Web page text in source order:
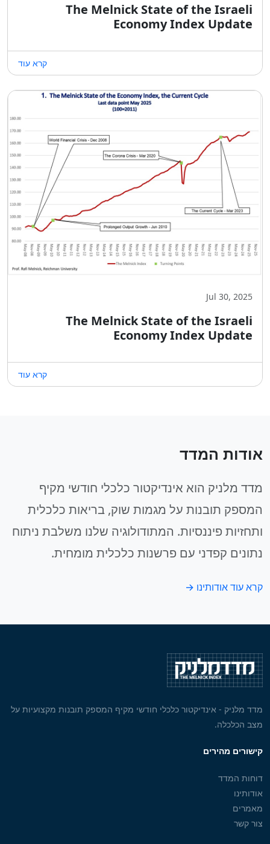
The Melnick State of the Israeli
Economy Index Update
קרא עוד
Jul 30, 2025
The Melnick State of the Israeli
Economy Index Update
קרא עוד
אודות המדד
מדד מלניק הוא אינדיקטור כלכלי חודשי מקיף
המספק תובנות על מגמות שוק, בריאות כלכלית
ותחזיות פיננסיות. המתודולוגיה שלנו משלבת ניתוח
נתונים קפדני עם פרשנות כלכלית מומחית.
קרא עוד אודותינו →
מדד מלניק - אינדיקטור כלכלי חודשי מקיף המספק תובנות מקצועיות על
מצב הכלכלה.
קישורים מהירים
דוחות המדד
אודותינו
מאמרים
צור קשר